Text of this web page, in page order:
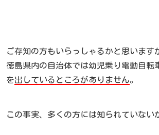
ご存知の方もいらっしゃるかと思います
徳島県内の自治体では幼児乗り電動自転
を出しているところがありません。
この事実、多くの方には知られていない